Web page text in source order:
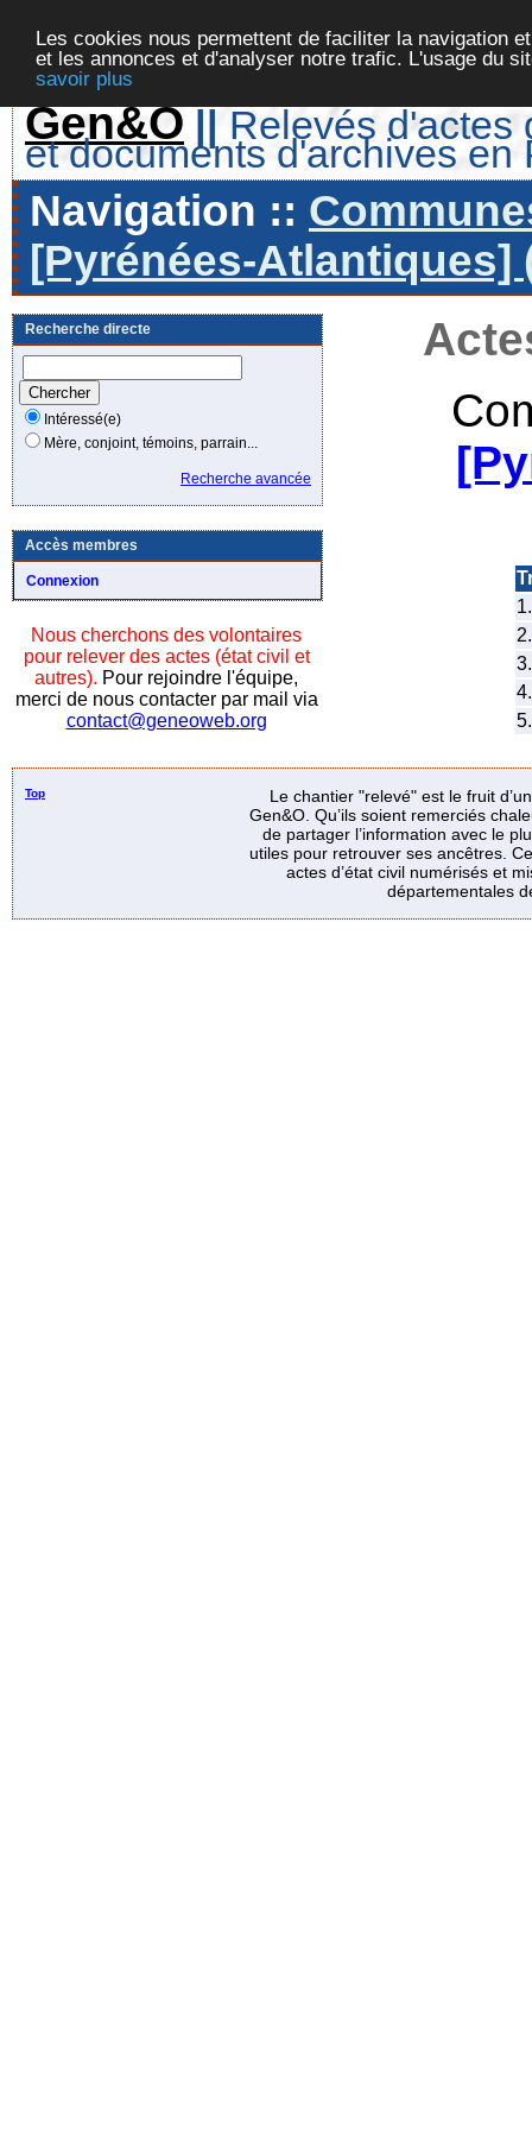
Les cookies nous permettent de faciliter la navigation
et les annonces et d'analyser notre trafic. L'usage du
savoir plus
Gen&O || Relevés d'actes
et documents d'archives en
Navigation ::
[Pyrénées-Atlantiques]
Recherche directe
Intéressé(e)
Mère, conjoint, témoins, parrain...
Recherche avancée
Accès membres
Connexion
Nous cherchons des volontaires
pour relever des actes (état civil et
autres). Pour rejoindre l'équipe,
merci de nous contacter par mail via
contact@geneoweb.org
1.
2.
3.
4.
5.
Top
Le chantier "relevé" est le fruit
Gen&O. Qu’ils soient remerciés
de partager l’information avec le
utiles pour retrouver ses ancêtres.
actes d’état civil numérisés et
départementales